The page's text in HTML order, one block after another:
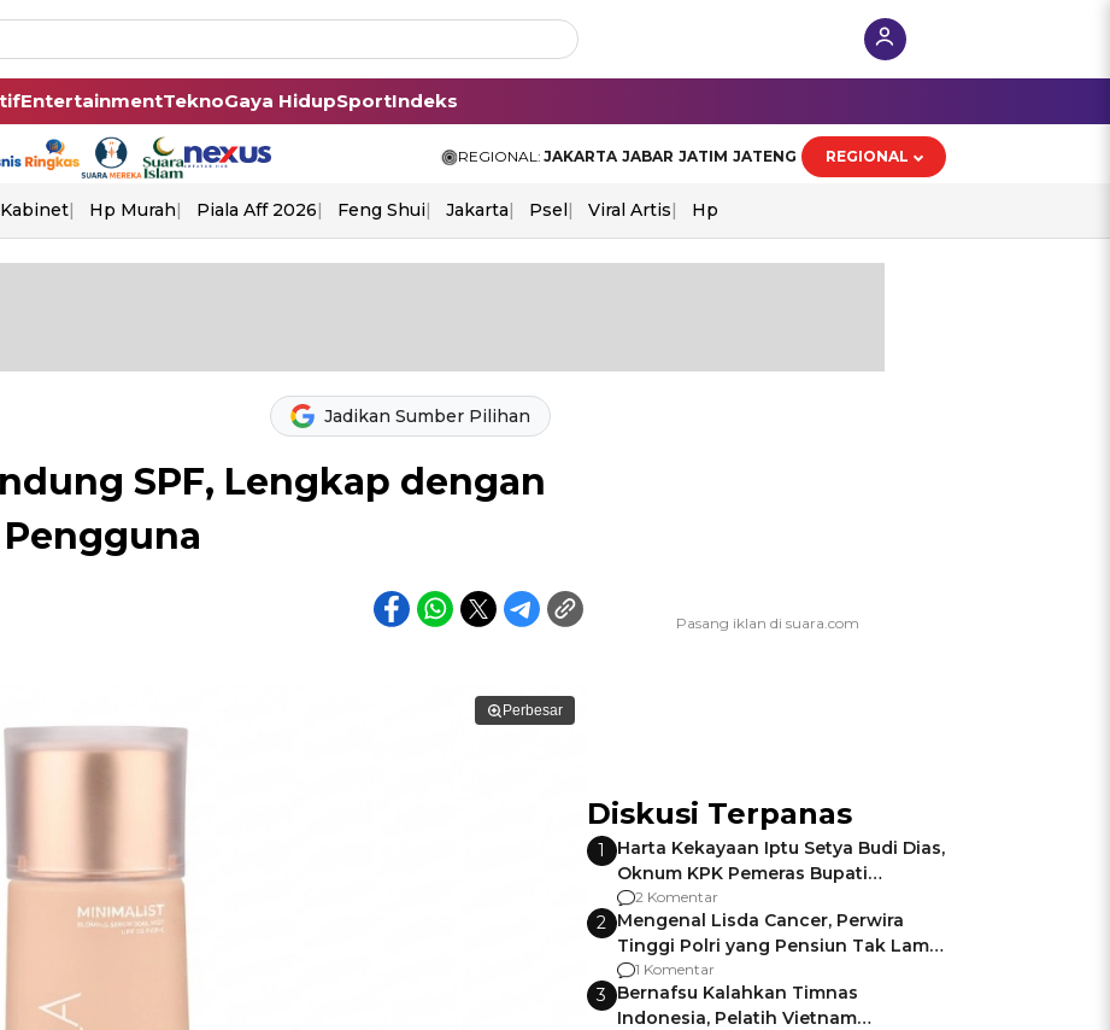
EntertainmentTeknoGaya HidupSportIndeks
REGIONAL: JAKARTA JABAR JATIM JATENG REGIONAL
Hp Murah Piala Aff 2026 Feng Shui Jakarta Psel Viral Artis Hp
Jadikan Sumber Pilihan
SPF, Lengkap dengan
Perbesar
Diskusi Terpanas
1
Harta Kekayaan Iptu Setya Budi Dias,
Oknum KPK Pemeras Bupati
Pemalang
2 Komentar
2 Mengenal Lisda Cancer, Perwira
Tinggi Polri yang Pensiun Tak Lama
Usai Jadi Brigjen
1 Komentar
3 Bernafsu Kalahkan Timnas
Indonesia, Pelatih Vietnam